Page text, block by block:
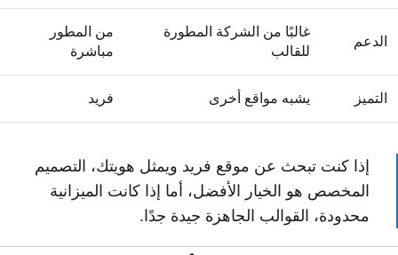
الدعم
غالبًا من الشركة المطورة
للقالب
من المطور
مباشرة
التميز يشبه مواقع أخرى فريد
إذا كنت تبحث عن موقع فريد ويمثل هويتك، التصميم
المخصص هو الخيار الأفضل، أما إذا كانت الميزانية
محدودة، القوالب الجاهزة جيدة جدًا.